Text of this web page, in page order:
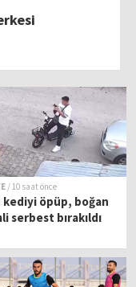
/ 10 saat önce
kediyi öpüp, boğan
serbest bırakıldı